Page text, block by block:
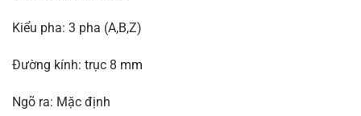
Kiểu pha: 3 pha (A,B,Z)
Đường kính: trục 8 mm
Ngõ ra: Mặc định